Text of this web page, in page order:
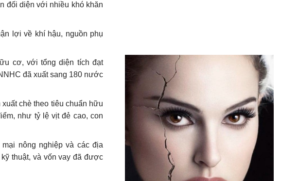
đối diện với nhiều khó khăn
lợi về khí hậu, nguồn phụ
cơ, với tổng diện tích đạt
đã xuất sang 180 nước
chè theo tiêu chuẩn hữu
như tỷ lệ vịt đẻ cao, con
nông nghiệp và các địa
thuật, và vốn vay đã được